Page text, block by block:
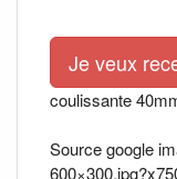
Je veux
coulissante
Source google